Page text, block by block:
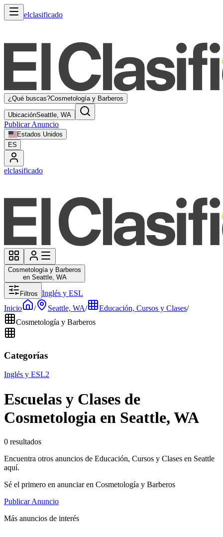
elclasificado
¿Qué buscas?Cosmetología y Barberos
UbicaciónSeattle, WA
Publicar Anuncio
Estados Unidos
ES
elclasificado
Cosmetología y Barberos
en Seattle, WA
Filtros Inglés y ESL
Inicio
/ Seattle, WA/ Educación, Cursos y Clases/
Cosmetología y Barberos
Categorías
Inglés y ESL2
Escuelas y Clases de
Cosmetologia en Seattle, WA
0 resultados
Encuentra otros anuncios de Educación, Cursos y Clases en Seattle
aquí.
Sé el primero en anunciar en Cosmetología y Barberos
Publicar Anuncio
Más anuncios de interés